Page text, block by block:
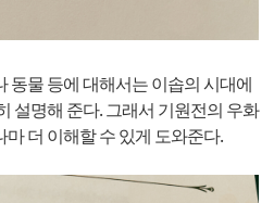
동물 등에 대해서는 이솝의 시대에
설명해 준다. 그래서 기원전의 우화
더 이해할 수 있게 도와준다.